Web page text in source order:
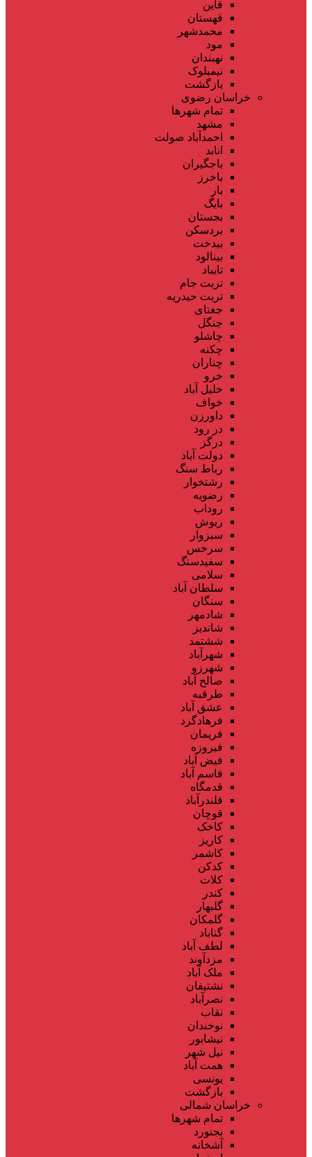
قاین
قهستان
محمدشهر
مود
نهبندان
نیمبلوک
بازگشت
خراسان رضوی
تمام شهر‌ها
مشهد
احمدآباد صولت
انابد
باجگیران
باخرز
بار
بایگ
بجستان
بردسکن
بیدخت
بینالود
تایباد
تربت جام
تربت حیدریه
جغتای
جنگل
چاشلو
چکنه
چناران
خرو
خلیل آباد
خواف
داورزن
در رود
درگز
دولت آباد
رباط سنگ
رشتخوار
رضویه
روداب
ریوش
سبزوار
سرخس
سفیدسنگ
سلامی
سلطان آباد
سنگان
شادمهر
شاندیز
ششتمد
شهرآباد
شهرزو
صالح آباد
طرقبه
عشق آباد
فرهادگرد
فریمان
فیروزه
فیض آباد
قاسم آباد
قدمگاه
قلندرآباد
قوچان
کاخک
کاریز
کاشمر
کدکن
کلات
کندر
گلبهار
گلمکان
گناباد
لطف آباد
مزدآوند
ملک آباد
نشتیفان
نصرآباد
نقاب
نوخندان
نیشابور
نیل شهر
همت آباد
یونسی
بازگشت
خراسان شمالی
تمام شهر‌ها
بجنورد
آشخانه